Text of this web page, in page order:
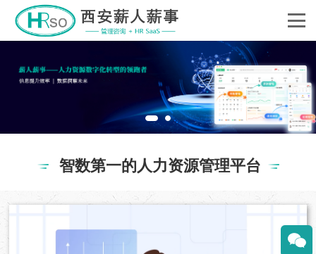
智数第一的人力资源管理平台